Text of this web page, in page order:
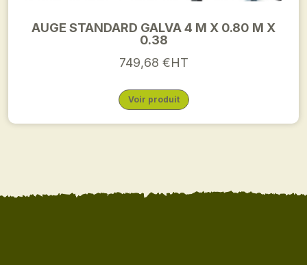
AUGE STANDARD GALVA 4 M X 0.80 M X
0.38
749,68 €HT
Voir produit